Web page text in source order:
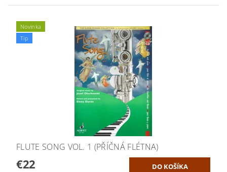
Novinka
Tip
FLUTE SONG VOL. 1 (PŘÍČNÁ FLÉTNA)
€22